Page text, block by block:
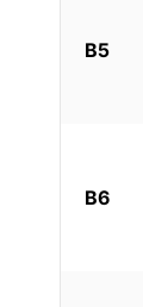
B5
B6